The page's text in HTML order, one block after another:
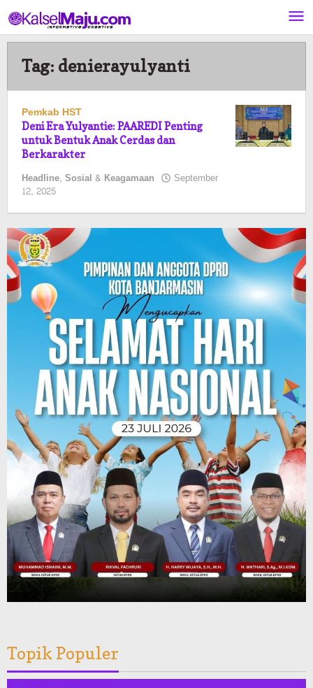
ke
konten
Tag: denierayulyanti
Pemkab HST
Deni Era Yulyantie: PAAREDI Penting
untuk Bentuk Anak Cerdas dan
Berkarakter
Headline, Sosial & Keagamaan September
12, 2025
Topik Populer